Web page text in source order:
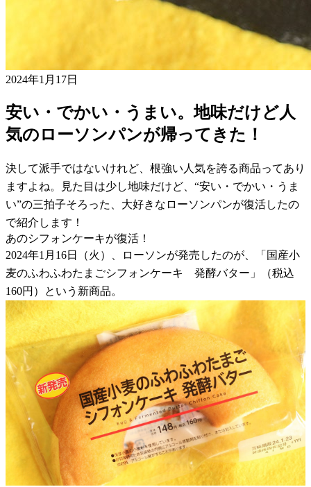
2024年1月17日
安い・でかい・うまい。地味だけど人
気のローソンパンが帰ってきた！
決して派手ではないけれど、根強い人気を誇る商品ってあり
ますよね。見た目は少し地味だけど、“安い・でかい・うま
い”の三拍子そろった、大好きなローソンパンが復活したの
で紹介します！
あのシフォンケーキが復活！
2024年1月16日（火）、ローソンが発売したのが、「国産小
麦のふわふわたまごシフォンケーキ 発酵バター」（税込
160円）という新商品。